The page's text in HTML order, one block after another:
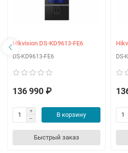
Hikvision DS-KD9613-FE6
DS-KD9613-FE6
136 990 ₽
В корзину
Быстрый заказ
DS-